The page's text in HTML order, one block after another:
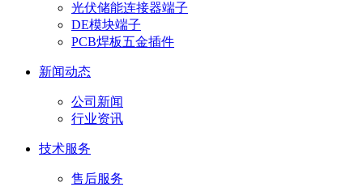
光伏储能连接器端子
DE模块端子
PCB焊板五金插件
新闻动态
公司新闻
行业资讯
技术服务
售后服务